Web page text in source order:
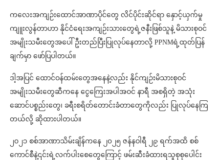
ကလေးအကျဉ်းထောင်အာဏာပိုင်တွေ လိင်ပိုင်းဆိုင်ရာ နှောင့်ယှက်မှု
ကျူးလွန်တာဟာ နိုင်ငံရေးအကျဉ်းသားတွေရဲ့ဇနီးဖြစ်သူနဲ့ မိသားစုဝင်
အမျိုးသမီးတွေအပေါ် ဦးတည်ပြီးပြုလုပ်နေတာလို့ PPNMရဲ့ထုတ်ပြန်
ချက်မှာ ဖော်ပြပါတယ်။
ဒါ့အပြင် ထောင်ဝန်ထမ်းတွေအနေနဲ့လည်း နိုင်ကျဉ်းမိသားစုဝင်
အမျိုးသမီးတွေဆီကနေ ငွေကြေးအပါအဝင် နာရီ အစရှိတဲ့ အသုံး
ဆောင်ပစ္စည်းတွေ၊ ခရီးစရိတ်တောင်းခံတာတွေကိုလည်း ပြုလုပ်နေကြ
တယ်လို့ ဆိုထားပါတယ်။
၂၀၂၁ စစ်အာဏာသိမ်းချိန်ကနေ ၂၀၂၅ ဇန်နဝါရီ ၂၉ ရက်အထိ စစ်
ကောင်စီနဲ့၎င်းရဲ့လက်ပါးစေတွေကြောင့် ဖမ်းဆီးခံထားရသူစုစုပေါင်း